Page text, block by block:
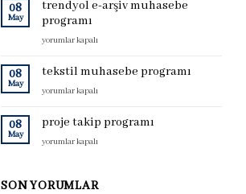
için
08
May
trendyol e-arşiv muhasebe
programı
trendyol
arşiv
programı
yorumlar kapalı
08
May
tekstil muhasebe programı
tekstil
programı
yorumlar kapalı
08
May
proje takip programı
proje
için
yorumlar kapalı
SON YORUMLAR